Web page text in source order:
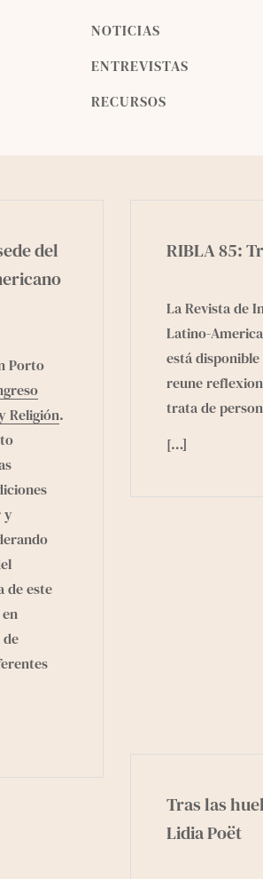
NOTICIAS
ENTREVISTAS
RECURSOS
del
Porto
Religión.
y
de este
RIBLA 85:
La Revista de
Latino-
está
reune
trata de
[…]
Tras las
Lidia Poët